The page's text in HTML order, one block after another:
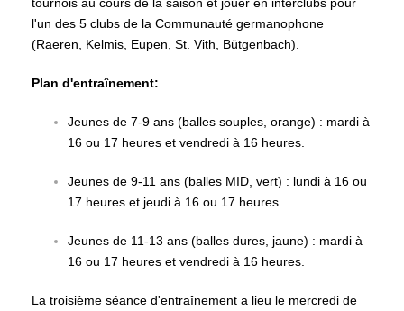
l'un des 5 clubs de la Communauté germanophone
(Raeren, Kelmis, Eupen, St. Vith, Bütgenbach).
Plan d'entraînement:
Jeunes de 7-9 ans (balles souples, orange) : mardi à
16 ou 17 heures et vendredi à 16 heures.
Jeunes de 9-11 ans (balles MID, vert) : lundi à 16 ou
17 heures et jeudi à 16 ou 17 heures.
Jeunes de 11-13 ans (balles dures, jaune) : mardi à
16 ou 17 heures et vendredi à 16 heures.
La troisième séance d'entraînement a lieu le mercredi de